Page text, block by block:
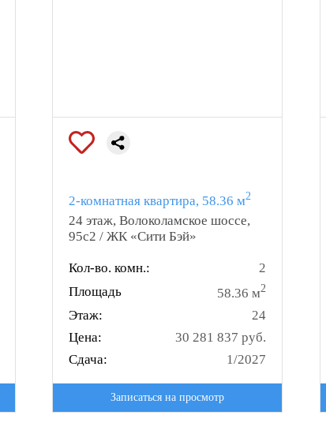
2-комнатная квартира, 58.36 м2
24 этаж, Волоколамское шоссе,
95с2 / ЖК «Сити Бэй»
Кол-во. комн.:
2
Площадь
58.36 м2
Этаж:
24
Цена:
30 281 837 руб.
Сдача:
1/2027
Записаться на просмотр